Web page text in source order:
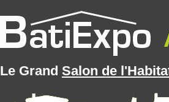
Le Grand Salon de